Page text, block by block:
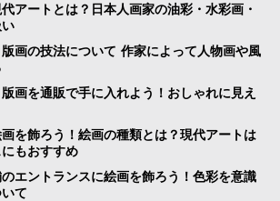
代アートとは？日本人画家の油彩・水彩画・
版画の技法について 作家によって人物画や風
版画を通販で手に入れよう！おしゃれに見え
を飾ろう！絵画の種類とは？現代アートは
もおすすめ
エントランスに絵画を飾ろう！色彩を意識
て